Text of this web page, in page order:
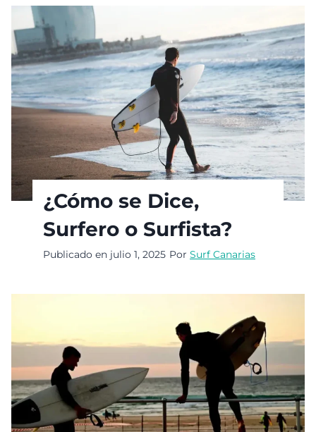
¿Cómo se Dice,
Surfero o Surfista?
Publicado en julio 1, 2025 Por Surf Canarias